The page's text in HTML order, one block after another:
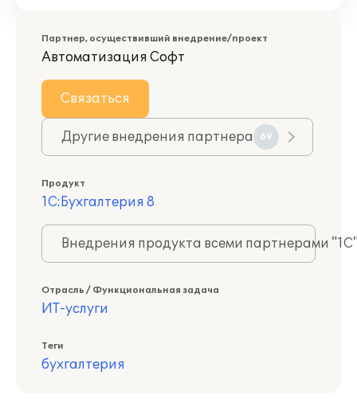
Партнер, осуществивший внедрение/проект
Автоматизация Софт
Связаться
Другие внедрения партнера 69
Продукт
1С:Бухгалтерия 8
Внедрения продукта всеми партнерами
Отрасль / Функциональная задача
ИТ-услуги
Теги
бухгалтерия